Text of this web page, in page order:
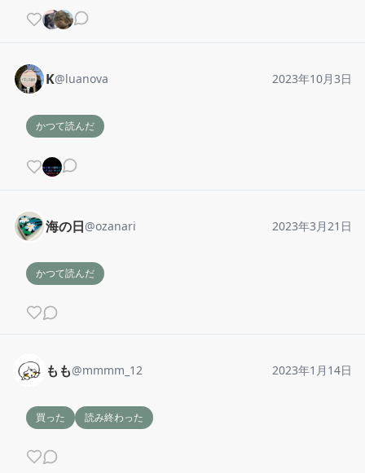
K@luanova 2023年10月3日
かつて読んだ
海の日@ozanari 2023年3月21日
かつて読んだ
もも@mmmm_12 2023年1月14日
買った 読み終わった